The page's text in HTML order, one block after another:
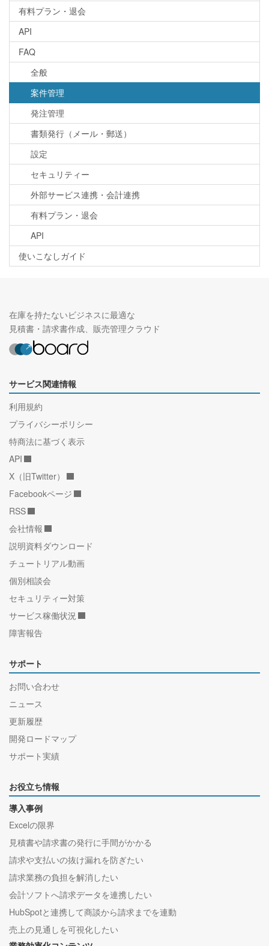
有料プラン・退会
API
FAQ
全般
案件管理
発注管理
書類発行（メール・郵送）
設定
セキュリティー
外部サービス連携・会計連携
有料プラン・退会
API
使いこなしガイド
在庫を持たないビジネスに最適な
見積書・請求書作成、販売管理クラウド
サービス関連情報
利用規約
プライバシーポリシー
特商法に基づく表示
API
X（旧Twitter）
Facebookページ
RSS
会社情報
説明資料ダウンロード
チュートリアル動画
個別相談会
セキュリティー対策
サービス稼働状況
障害報告
サポート
お問い合わせ
ニュース
更新履歴
開発ロードマップ
サポート実績
お役立ち情報
導入事例
Excelの限界
見積書や請求書の発行に手間がかかる
請求や支払いの抜け漏れを防ぎたい
請求業務の負担を解消したい
会計ソフトへ請求データを連携したい
HubSpotと連携して商談から請求までを連動
売上の見通しを可視化したい